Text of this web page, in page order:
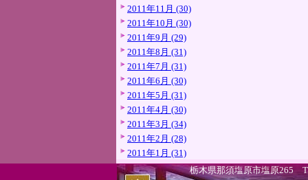
2011年11月 (30)
2011年10月 (30)
2011年9月 (29)
2011年8月 (31)
2011年7月 (31)
2011年6月 (30)
2011年5月 (31)
2011年4月 (30)
2011年3月 (34)
2011年2月 (28)
2011年1月 (31)
栃木県那須塩原市塩原265